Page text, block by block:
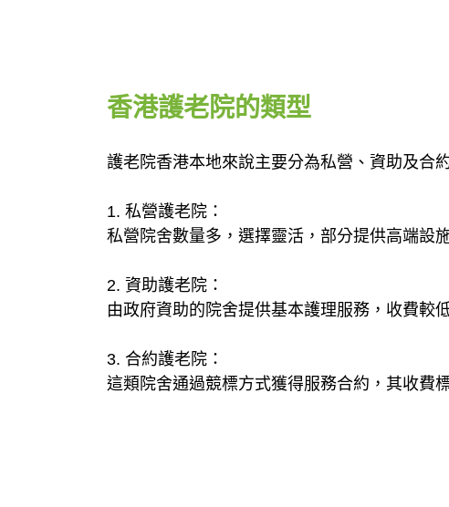
香港護老院的類型
護老院香港本地來說主要分為私營、資助及合
1. 私營護老院：
私營院舍數量多，選擇靈活，部分提供高端設
2. 資助護老院：
由政府資助的院舍提供基本護理服務，收費較
3. 合約護老院：
這類院舍通過競標方式獲得服務合約，其收費